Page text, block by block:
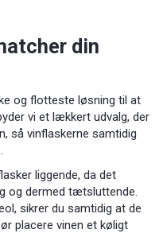
din
og flotteste løsning til at
vi et lækkert udvalg, der
så vinflaskerne samtidig
liggende, da det
og dermed tætsluttende.
sikrer du samtidig at de
placere vinen et køligt